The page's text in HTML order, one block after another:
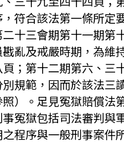
符合該法第一條所定
十三會期第十一期第
亂及戒嚴時期，為維
；第十二期第六、三
規範，因而於該法三
）。足見冤獄賠償法
冤獄包括司法審判與
程序與一般刑事案件